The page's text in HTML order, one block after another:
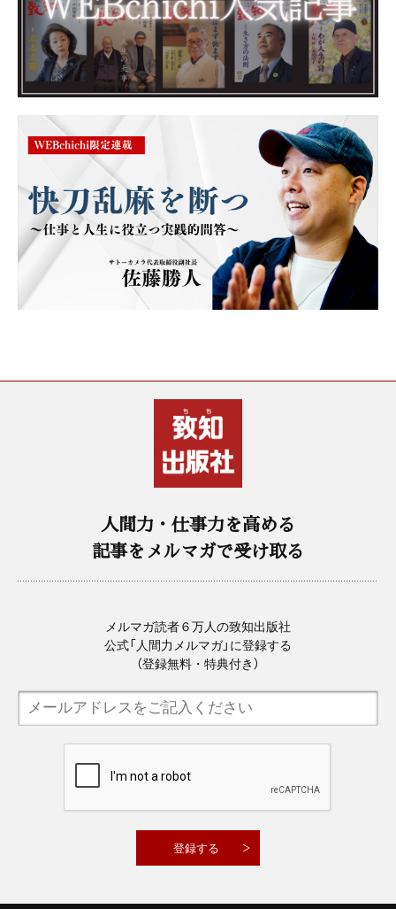
人間力・仕事力を高める
記事をメルマガで受け取る
メルマガ読者６万人の致知出版社
公式「人間力メルマガ」に登録する
（登録無料・特典付き）